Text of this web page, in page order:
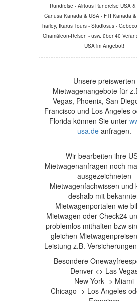
Rundreise - Airtous Rundreise USA
Canusa Kanada & USA - FTI Kanada &
harley, Ikarus Tours - Studiosus -
Chamäleon-Reisen - usw. über 40
USA im Angebot!
Unsere preiswerten
Mietwagenangebote für
Vegas, Phoenix, San
Francisco und Los Angeles
Florida können Sie unter
usa.deanfragen.
Wir bearbeiten ihre
Mietwagenanfragen noch
ausgezeichneten
Mietwagenfachwissen und
deshalb mit
Mietwagenportalen wie
Mietwagen oder Check24
problemlos mithalten bzw
gleichen
Leistung z.B.
Besondere
Denver <> Las
New York -> Miami
Chicago -> Los Angeles